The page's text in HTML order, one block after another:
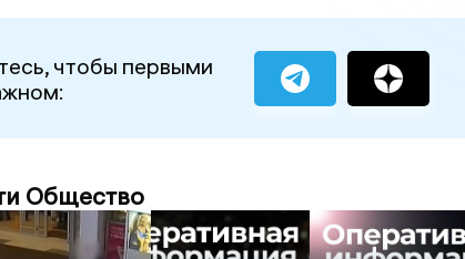
чтобы первыми
Общество